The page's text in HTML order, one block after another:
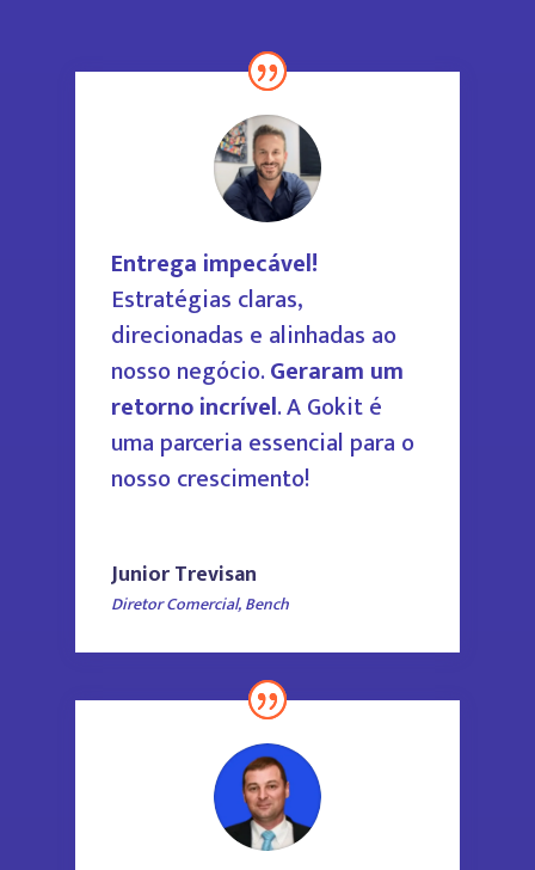
Entrega impecável!
Estratégias claras,
direcionadas e alinhadas ao
nosso negócio.Geraram um
retorno incrível.A Gokit é
uma parceria essencial para o
nosso crescimento!
Junior Trevisan
Diretor Comercial,Bench